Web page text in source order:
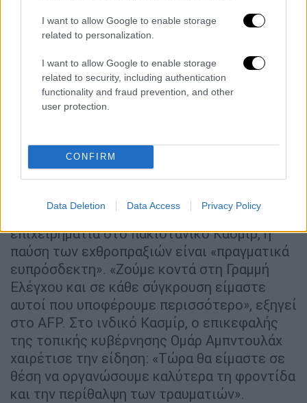
I want to allow Google to enable storage
related to personalization.
I want to allow Google to enable storage
related to security, including authentication
functionality and fraud prevention, and other
user protection.
CONFIRM
Data Deletion Data Access Privacy Policy
Αντόνιο Γκουτέρες, όπως και το Ιράν,
εξέφρασε την ελπίδα για
Κίνα δήλωσε πρόθυμη να εξακολουθήσει να
διαδραματίζει «εποικοδομητικό ρόλο»,
εκφράζοντας την ελπίδα ότι η Ινδία και το
Πακιστάν «θα αποφύγουν οποιαδήποτε
Παρότι η συμφωνηθείσα εκεχειρία είναι
εύθραυστη, η εξέλιξη έφερε ανακούφιση στο
Κασμίρ και στις δύο πλευρές των
συνόρων.Για τον Ιμράν Μιρ, έναν 30χρονο
επιχειρηματία στο πακιστανικό Κασμίρ, η
παύση των εχθροπραξιών είναι «πραγματικά
ευπρόσδεκτη». «Ζούμε κοντά στη Γραμμή
Ελέγχου και σε κάθε σύγκρουση είμαστε
αυτοί που υποφέρουμε περισσότερο», εξηγεί
στο AFP. Στο ινδικό Κασμίρ, ο επικεφαλής
της τοπικής κυβέρνησης Ομάρ Αμπντουλάχ
χαιρέτισε την είδηση: «Τώρα θα είμαστε σε
θέση να οργανώσουμε καλύτερα τη φροντίδα
και την περίθαλψη των τραυματιών».